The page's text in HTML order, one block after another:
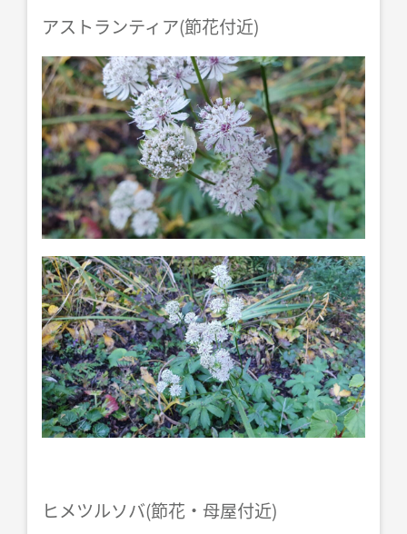
アストランティア(節花付近)
ヒメツルソバ(節花・母屋付近)